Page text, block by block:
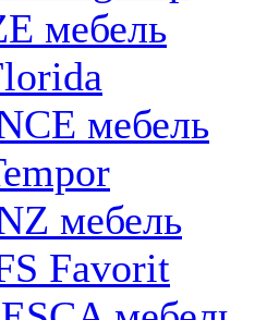
мебель
мебель
мебель
Favorit